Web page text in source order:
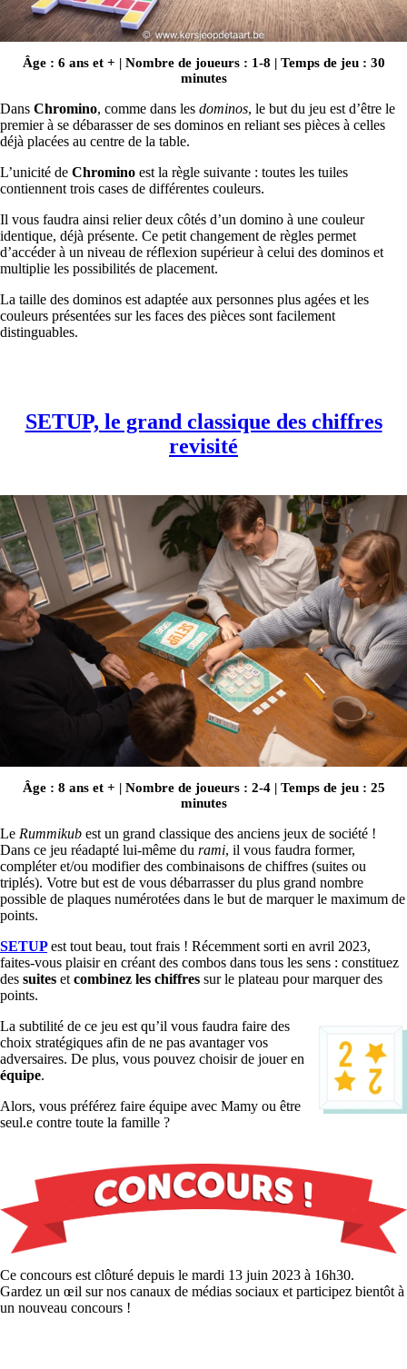
Âge : 6 ans et + | Nombre de joueurs : 1-8 | Temps de jeu : 30
minutes
Dans Chromino, comme dans les dominos, le but du jeu est d’être le
premier à se débarasser de ses dominos en reliant ses pièces à celles
déjà placées au centre de la table.
L’unicité de Chromino est la règle suivante : toutes les tuiles
contiennent trois cases de différentes couleurs.
Il vous faudra ainsi relier deux côtés d’un domino à une couleur
identique, déjà présente. Ce petit changement de règles permet
d’accéder à un niveau de réflexion supérieur à celui des dominos et
multiplie les possibilités de placement.
La taille des dominos est adaptée aux personnes plus agées et les
couleurs présentées sur les faces des pièces sont facilement
distinguables.
SETUP, le grand classique des chiffres
revisité
Âge : 8 ans et + | Nombre de joueurs : 2-4 | Temps de jeu : 25
minutes
Le Rummikub est un grand classique des anciens jeux de société !
Dans ce jeu réadapté lui-même du rami, il vous faudra former,
compléter et/ou modifier des combinaisons de chiffres (suites ou
triplés). Votre but est de vous débarrasser du plus grand nombre
possible de plaques numérotées dans le but de marquer le maximum de
points.
SETUP est tout beau, tout frais ! Récemment sorti en avril 2023,
faites-vous plaisir en créant des combos dans tous les sens : constituez
des suites et combinez les chiffres sur le plateau pour marquer des
points.
La subtilité de ce jeu est qu’il vous faudra faire des
choix stratégiques afin de ne pas avantager vos
adversaires. De plus, vous pouvez choisir de jouer en
équipe.
Alors, vous préférez faire équipe avec Mamy ou être
seul.e contre toute la famille ?
Ce concours est clôturé depuis le mardi 13 juin 2023 à 16h30.
Gardez un œil sur nos canaux de médias sociaux et participez bientôt à
un nouveau concours !